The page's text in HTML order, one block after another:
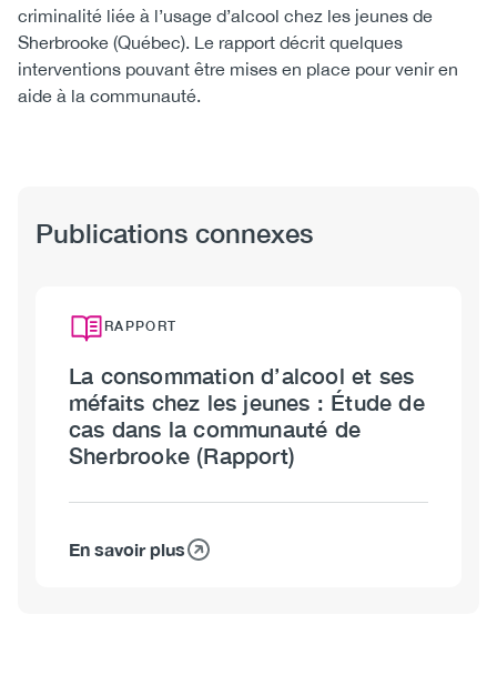
criminalité liée à l’usage d’alcool chez les jeunes de
Sherbrooke (Québec). Le rapport décrit quelques
interventions pouvant être mises en place pour venir en
aide à la communauté.
Publications connexes
RAPPORT
La consommation d’alcool et ses
méfaits chez les jeunes : Étude de
cas dans la communauté de
Sherbrooke (Rapport)
En savoir plus
sur